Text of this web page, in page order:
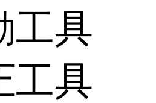
工具
工具